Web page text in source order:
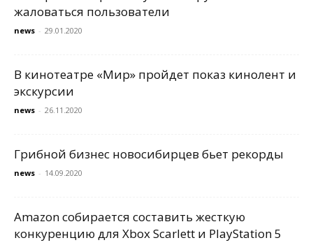
жаловаться пользователи
news - 29.01.2020
В кинотеатре «Мир» пройдет показ кинолент и
экскурсии
news - 26.11.2020
Грибной бизнес новосибирцев бьет рекорды
news - 14.09.2020
Amazon собирается составить жесткую
конкуренцию для Xbox Scarlett и PlayStation 5